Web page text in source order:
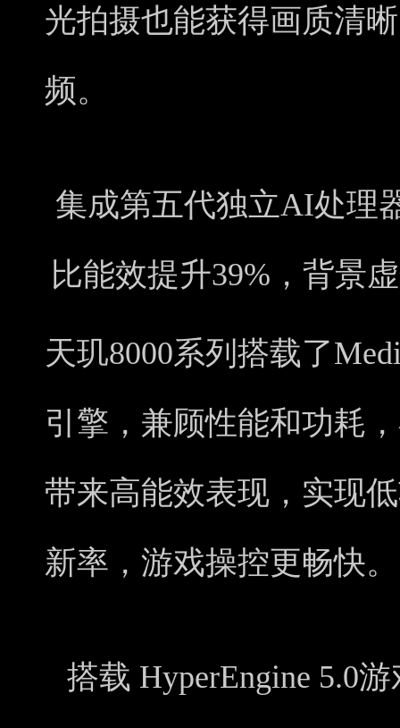
光拍摄也能获得画质清
频。
集成第五代独立AI处理
比能效提升39%，背景
天玑8000系列搭载了
引擎，兼顾性能和功耗
带来高能效表现，实现
新率，游戏操控更畅快。
搭载 HyperEngine 5.0